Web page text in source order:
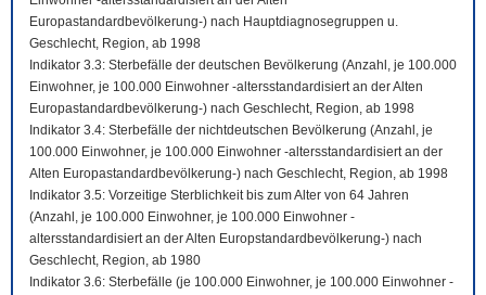
Europastandardbevölkerung-) nach Hauptdiagnosegruppen u.
Geschlecht, Region, ab 1998
Indikator 3.3: Sterbefälle der deutschen Bevölkerung (Anzahl, je 100.000
Einwohner, je 100.000 Einwohner -altersstandardisiert an der Alten
Europastandardbevölkerung-) nach Geschlecht, Region, ab 1998
Indikator 3.4: Sterbefälle der nichtdeutschen Bevölkerung (Anzahl, je
100.000 Einwohner, je 100.000 Einwohner -altersstandardisiert an der
Alten Europastandardbevölkerung-) nach Geschlecht, Region, ab 1998
Indikator 3.5: Vorzeitige Sterblichkeit bis zum Alter von 64 Jahren
(Anzahl, je 100.000 Einwohner, je 100.000 Einwohner -
altersstandardisiert an der Alten Europstandardbevölkerung-) nach
Geschlecht, Region, ab 1980
Indikator 3.6: Sterbefälle (je 100.000 Einwohner, je 100.000 Einwohner -